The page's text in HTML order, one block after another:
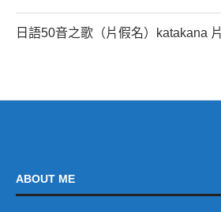
日語50音之歌（片假名）katakana
ABOUT ME